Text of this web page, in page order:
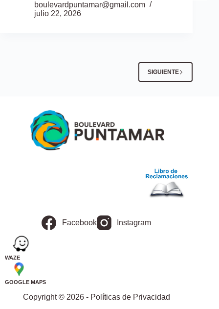
boulevardpuntamar@gmail.com
julio 22, 2026
SIGUIENTE
Facebook Instagram
WAZE
GOOGLE MAPS
Copyright © 2026 - Políticas de Privacidad